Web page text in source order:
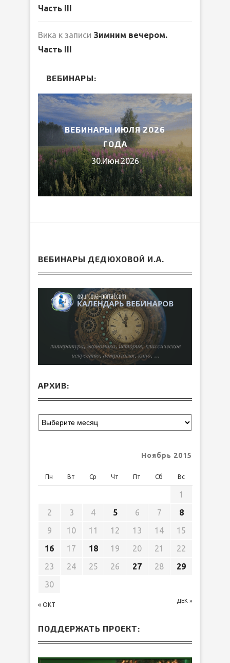
Часть III
Вика к записи Зимним вечером.
Часть III
ВЕБИНАРЫ:
ВЕБИНАРЫ ИЮЛЯ 2026
ГОДА
30.Июн.2026
ВЕБИНАРЫ ДЕДЮХОВОЙ И.А.
АРХИВ:
Ноябрь 2015
Пн Вт Ср Чт Пт Сб Вс
« ОКТ
ДЕК »
1
2
3 4 5 6 7
8
9
10 11 12 13 14
15
16
17 18 19 20 21
22
23
24 25 26 27 28
29
30
ПОДДЕРЖАТЬ ПРОЕКТ: